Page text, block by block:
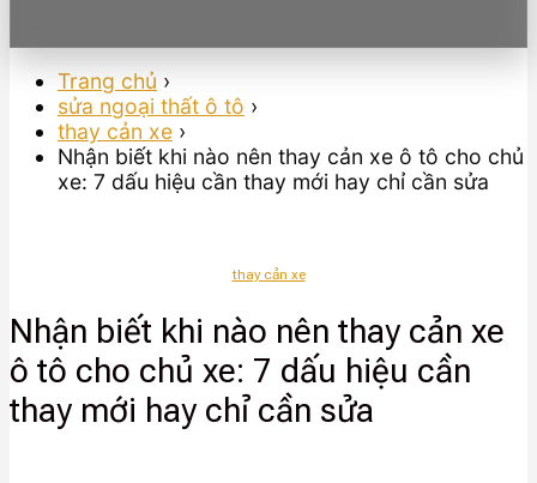
Trang chủ ›
sửa ngoại thất ô tô ›
thay cản xe ›
Nhận biết khi nào nên thay cản xe ô tô cho chủ
xe: 7 dấu hiệu cần thay mới hay chỉ cần sửa
thay cản xe
Nhận biết khi nào nên thay cản xe
ô tô cho chủ xe: 7 dấu hiệu cần
thay mới hay chỉ cần sửa